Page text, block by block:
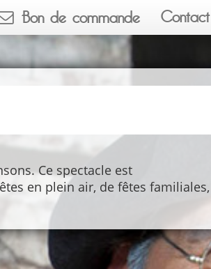
Bon de commande Contact
Ce spectacle est
en plein air, de fêtes familiales,